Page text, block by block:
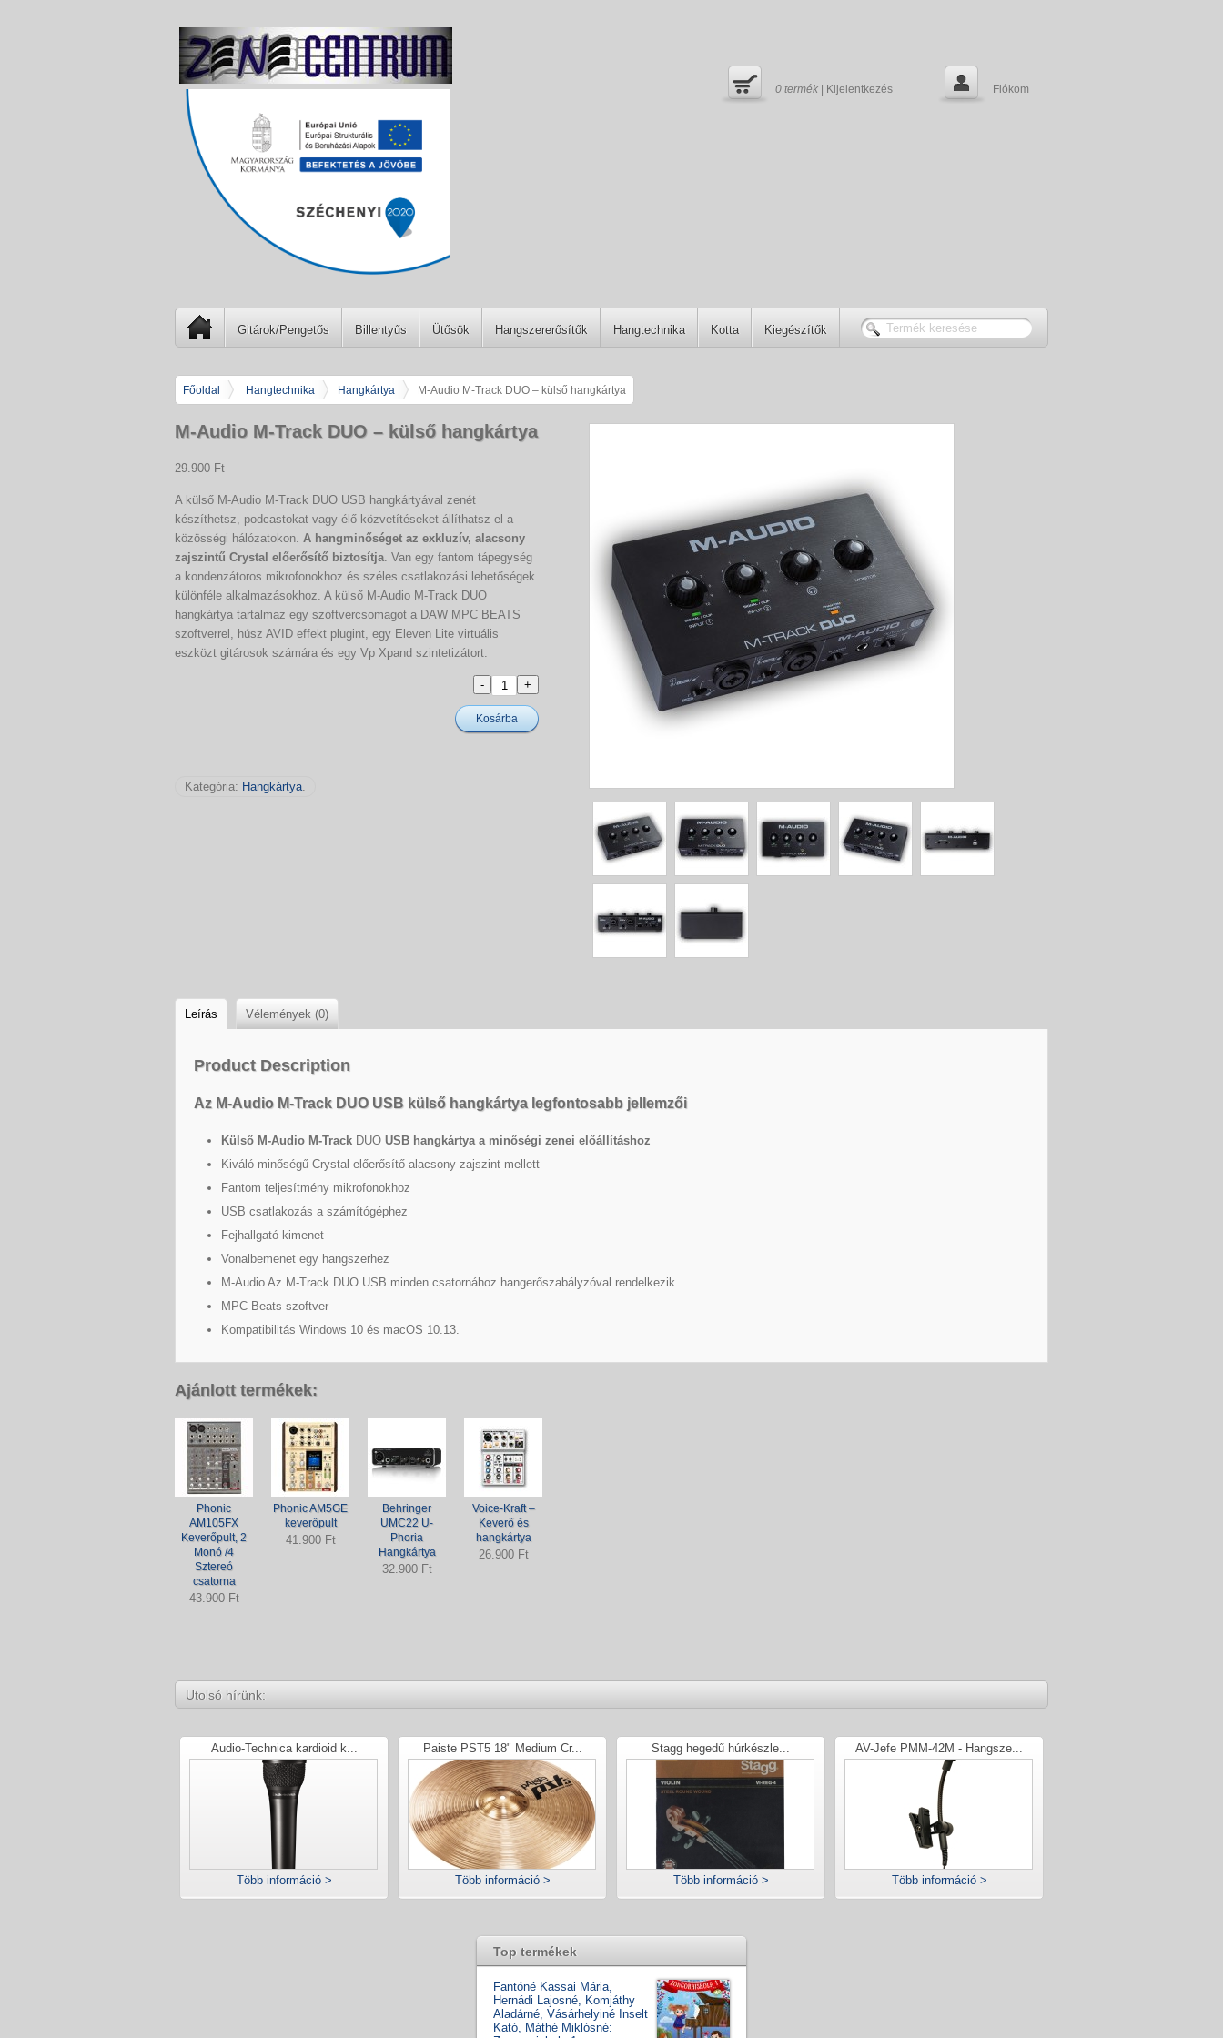
0 termék | Kijelentkezés Fiókom
Gitárok/Pengetős Billentyűs Ütősök Hangszererősítők Hangtechnika Kotta Kiegészítők
Főoldal Hangtechnika Hangkártya M-Audio M-Track DUO – külső hangkártya
M-Audio M-Track DUO – külső hangkártya
29.900 Ft
A külső M-Audio M-Track DUO USB hangkártyával zenét
készíthetsz, podcastokat vagy élő közvetítéseket állíthatsz el a
közösségi hálózatokon. A hangminőséget az exkluzív, alacsony
zajszintű Crystal előerősítő biztosítja. Van egy fantom tápegység
a kondenzátoros mikrofonokhoz és széles csatlakozási lehetőségek
különféle alkalmazásokhoz. A külső M-Audio M-Track DUO
hangkártya tartalmaz egy szoftvercsomagot a DAW MPC BEATS
szoftverrel, húsz AVID effekt plugint, egy Eleven Lite virtuális
eszközt gitárosok számára és egy Vp Xpand szintetizátort.
Kosárba
Kategória: Hangkártya.
Leírás Vélemények (0)
Product Description
Az M-Audio M-Track DUO USB külső hangkártya legfontosabb jellemzői
Külső M-Audio M-Track DUO USB hangkártya a minőségi zenei előállításhoz
Kiváló minőségű Crystal előerősítő alacsony zajszint mellett
Fantom teljesítmény mikrofonokhoz
USB csatlakozás a számítógéphez
Fejhallgató kimenet
Vonalbemenet egy hangszerhez
M-Audio Az M-Track DUO USB minden csatornához hangerőszabályzóval rendelkezik
MPC Beats szoftver
Kompatibilitás Windows 10 és macOS 10.13.
Ajánlott termékek:
Phonic
AM105FX
Keverőpult, 2
Monó /4
Sztereó
csatorna
43.900 Ft
Phonic AM5GE
keverőpult
41.900 Ft
Behringer
UMC22 U-
Phoria
Hangkártya
32.900 Ft
Voice-Kraft –
Keverő és
hangkártya
26.900 Ft
Utolsó hírünk:
Audio-Technica kardioid k...
Több információ >
Paiste PST5 18" Medium Cr...
Több információ >
Stagg hegedű húrkészle...
Több információ >
AV-Jefe PMM-42M - Hangsze...
Több információ >
Top termékek
Fantóné Kassai Mária,
Hernádi Lajosné, Komjáthy
Aladárné, Vásárhelyiné Inselt
Kató, Máthé Miklósné: